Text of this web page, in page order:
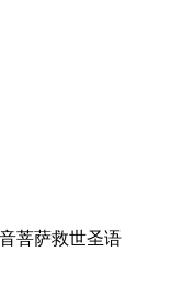
菩萨救世圣语